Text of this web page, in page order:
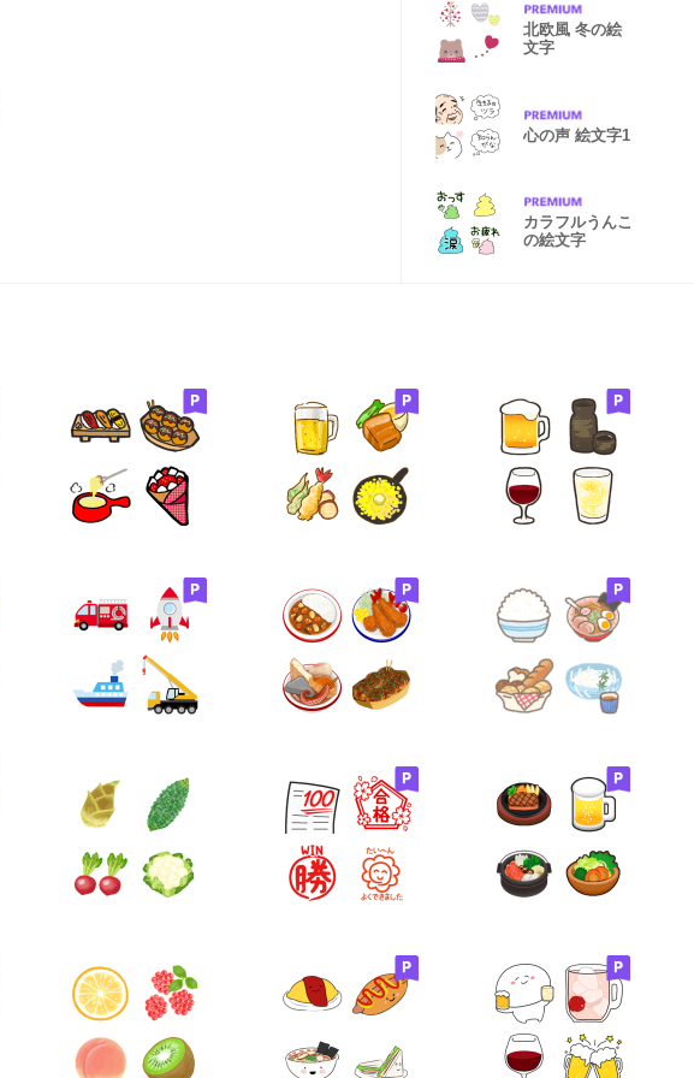
北欧風 冬の絵
文字
心の声 絵文字1
カラフルうんこ
の絵文字